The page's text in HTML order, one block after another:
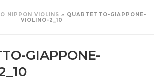
NIPPON VIOLINS » QUARTETTO-GIAPPONE-
VIOLINO-2_10
GIAPPONE-